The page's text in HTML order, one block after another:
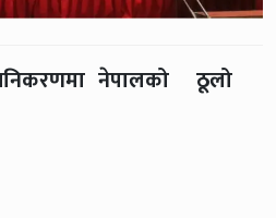
नेपालको ठूलो